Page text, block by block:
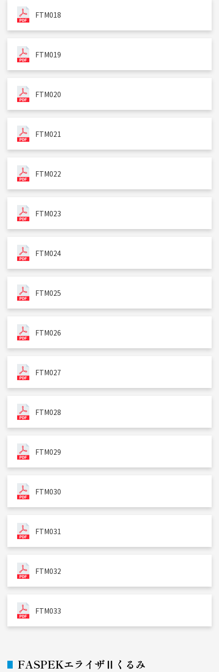
FTM018
FTM019
FTM020
FTM021
FTM022
FTM023
FTM024
FTM025
FTM026
FTM027
FTM028
FTM029
FTM030
FTM031
FTM032
FTM033
FASPEKエライザⅡくるみ